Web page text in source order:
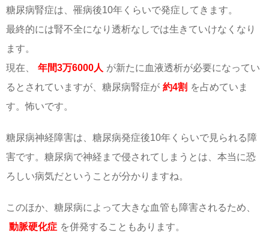
糖尿病腎症は、罹病後10年くらいで発症してきます。
最終的には腎不全になり透析なしでは生きていけなくなり
ます。
現在、
年間3万6000人 が新たに血液透析が必要になってい
るとされていますが、糖尿病腎症が 約4割 を占めていま
す。怖いです。
糖尿病神経障害は、糖尿病発症後10年くらいで見られる障
害です。糖尿病で神経まで侵されてしまうとは、本当に恐
ろしい病気だということが分かりますね。
このほか、糖尿病によって大きな血管も障害されるため、
動脈硬化症 を併発することもあります。